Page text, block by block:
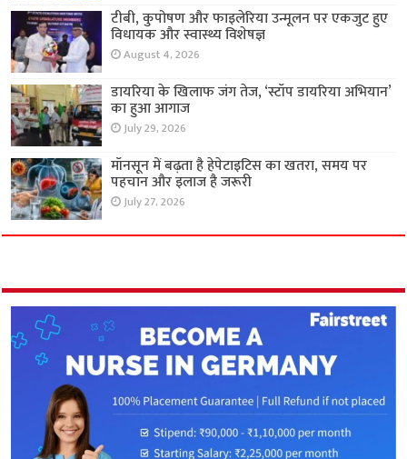
टीबी, कुपोषण और फाइलेरिया उन्मूलन पर एकजुट हुए
विधायक और स्वास्थ्य विशेषज्ञ
August 4, 2026
डायरिया के खिलाफ जंग तेज, ‘स्टॉप डायरिया अभियान’
का हुआ आगाज
July 29, 2026
मॉनसून में बढ़ता है हेपेटाइटिस का खतरा, समय पर
पहचान और इलाज है जरूरी
July 27, 2026